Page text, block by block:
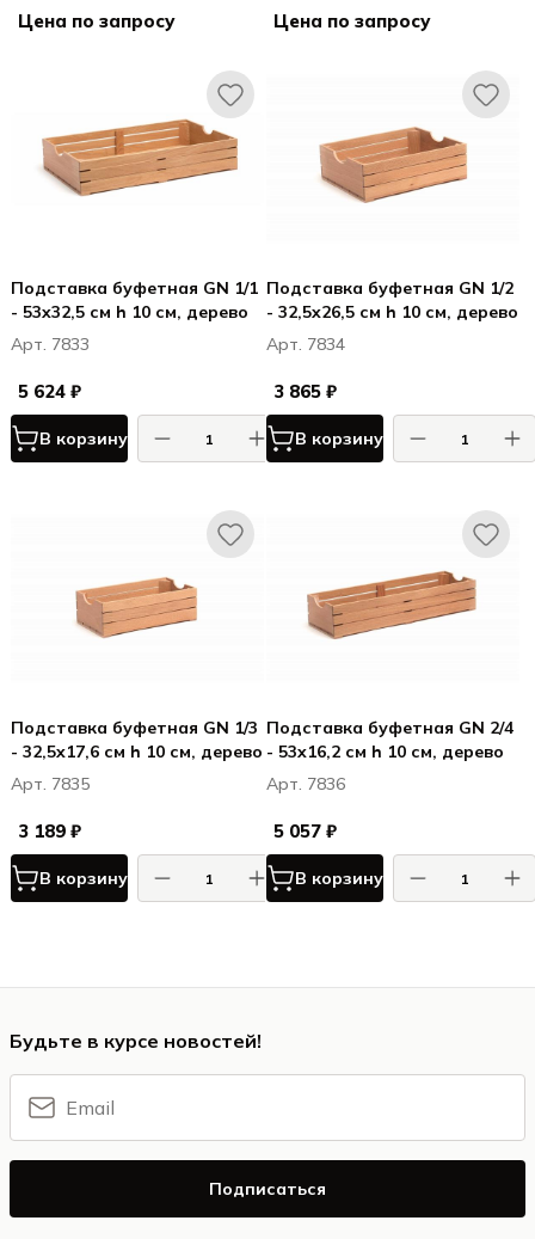
Цена по запросу Цена по запросу
Подставка буфетная GN 1/1
- 53x32,5 см h 10 см, дерево
Арт. 7833
5 624 ₽
В корзину
Подставка буфетная GN 1/2
- 32,5x26,5 см h 10 см, дерево
Арт. 7834
3 865 ₽
В корзину
Подставка буфетная GN 1/3
- 32,5x17,6 см h 10 см, дерево
Арт. 7835
3 189 ₽
В корзину
Подставка буфетная GN 2/4
- 53x16,2 см h 10 см, дерево
Арт. 7836
5 057 ₽
В корзину
Будьте в курсе новостей!
Подписаться